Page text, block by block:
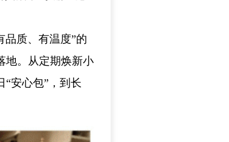
品质、有温度”的
地。从定期焕新小
“安心包”，到长